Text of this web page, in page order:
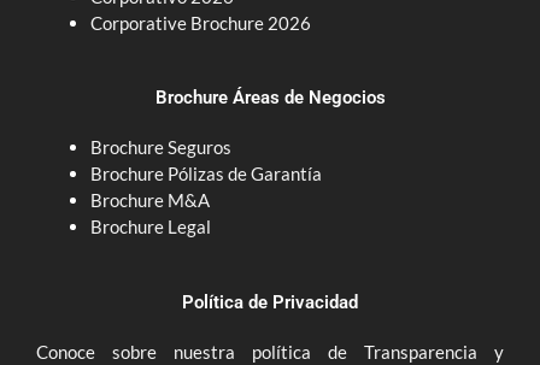
Corporative Brochure 2026
Brochure Áreas de Negocios
Brochure Seguros
Brochure Pólizas de Garantía
Brochure M&A
Brochure Legal
Política de Privacidad
Conoce sobre nuestra política de Transparencia y